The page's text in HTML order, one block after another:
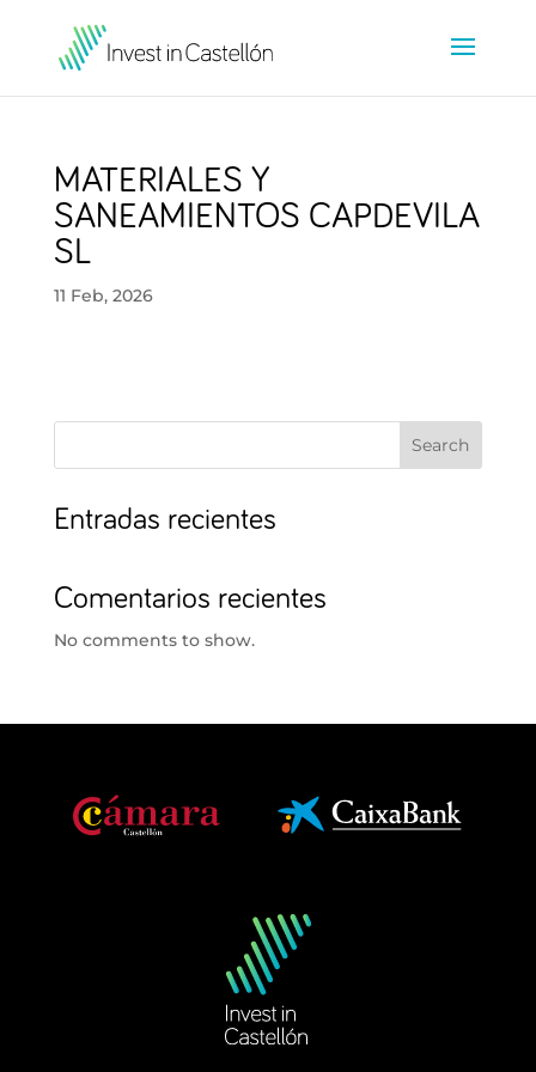
MATERIALES Y
SANEAMIENTOS CAPDEVILA
SL
11 Feb, 2026
Search
Entradas recientes
Comentarios recientes
No comments to show.